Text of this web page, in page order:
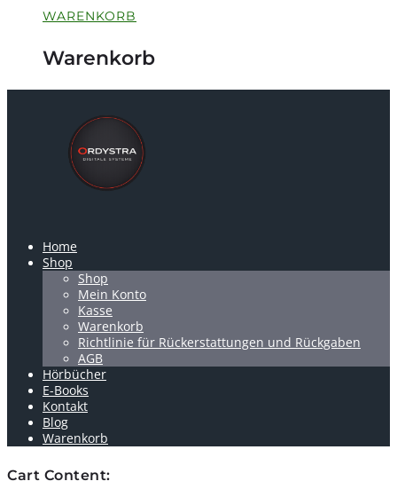
WARENKORB
Warenkorb
Home
Shop
Shop
Mein Konto
Kasse
Warenkorb
Richtlinie für Rückerstattungen und Rückgaben
AGB
Hörbücher
E-Books
Kontakt
Blog
Warenkorb
Cart Content: